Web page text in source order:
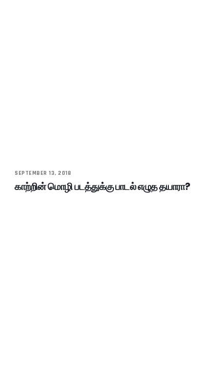
SEPTEMBER 13, 2018
காற்றின் மொழி படத்துக்கு பாடல் எழுத தயாரா?